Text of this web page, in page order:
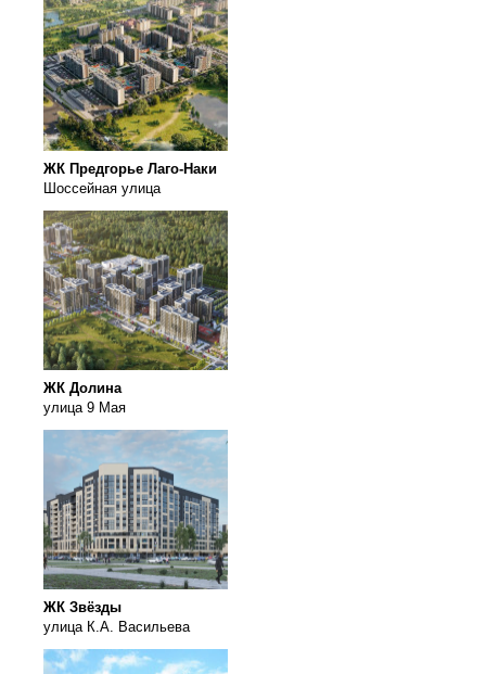
ЖК Предгорье Лаго-Наки
Шоссейная улица
ЖК Долина
улица 9 Мая
ЖК Звёзды
улица К.А. Васильева